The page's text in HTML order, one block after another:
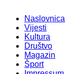
Naslovnica
Vijesti
Kultura
Društvo
Magazin
Šport